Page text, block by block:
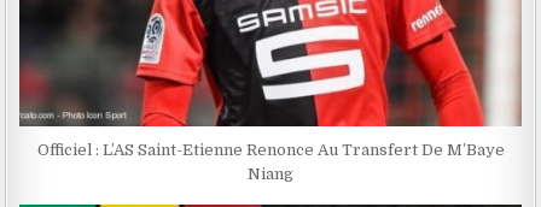
Officiel : L’AS Saint-Etienne Renonce Au Transfert De M’Baye
Niang